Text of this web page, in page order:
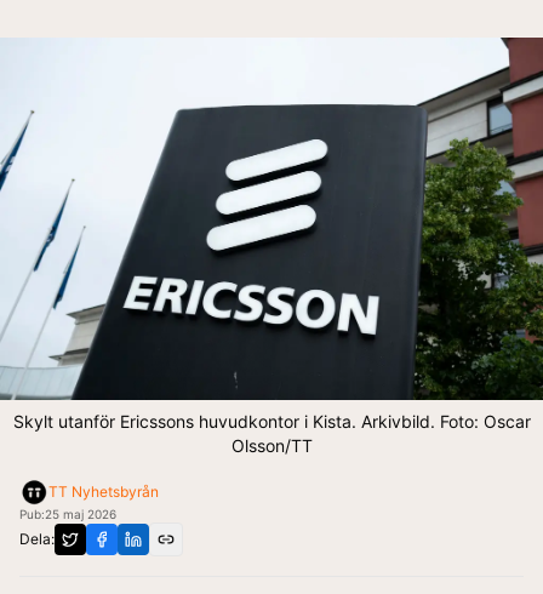
Skylt utanför Ericssons huvudkontor i Kista. Arkivbild. Foto: Oscar
Olsson/TT
TT Nyhetsbyrån
Pub:25 maj 2026
Dela: